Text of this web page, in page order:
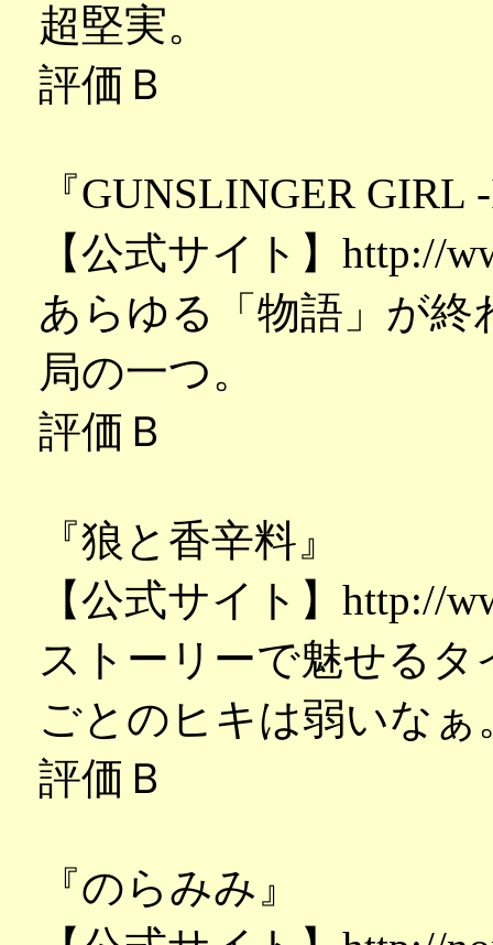
超堅実。
評価Ｂ
『GUNSLINGER
【公式サイト】http://
あらゆる「物語」が
局の一つ。
評価Ｂ
『狼と香辛料』
【公式サイト】http://
ストーリーで魅せる
ごとのヒキは弱いな
評価Ｂ
『のらみみ』